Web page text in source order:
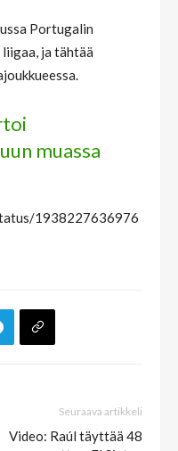
Portugalin
ja tähtää
muassa
1938227636976
Seuraava artikkeli
Video: Raúl täyttää 48